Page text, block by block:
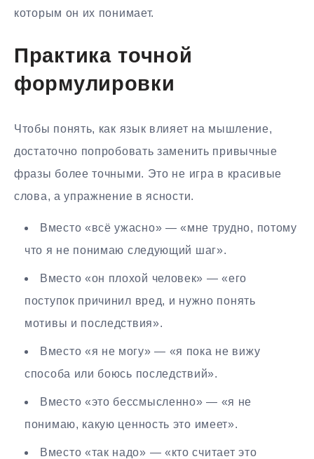
которым он их понимает.
Практика точной
формулировки
Чтобы понять, как язык влияет на мышление,
достаточно попробовать заменить привычные
фразы более точными. Это не игра в красивые
слова, а упражнение в ясности.
Вместо «всё ужасно» — «мне трудно, потому
что я не понимаю следующий шаг».
Вместо «он плохой человек» — «его
поступок причинил вред, и нужно понять
мотивы и последствия».
Вместо «я не могу» — «я пока не вижу
способа или боюсь последствий».
Вместо «это бессмысленно» — «я не
понимаю, какую ценность это имеет».
Вместо «так надо» — «кто считает это